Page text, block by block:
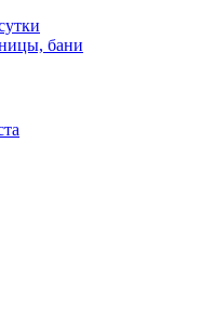
бани